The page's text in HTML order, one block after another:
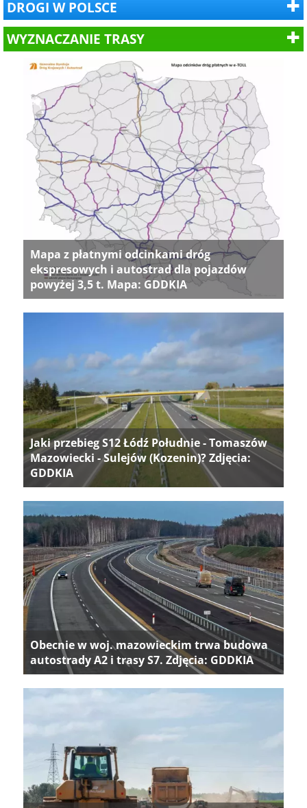
DROGI W POLSCE
WYZNACZANIE TRASY
Mapa z płatnymi odcinkami dróg
ekspresowych i autostrad dla pojazdów
powyżej 3,5 t. Mapa: GDDKIA
Jaki przebieg S12 Łódź Południe - Tomaszów
Mazowiecki - Sulejów (Kozenin)? Zdjęcia:
GDDKIA
Obecnie w woj. mazowieckim trwa budowa
autostrady A2 i trasy S7. Zdjęcia: GDDKIA